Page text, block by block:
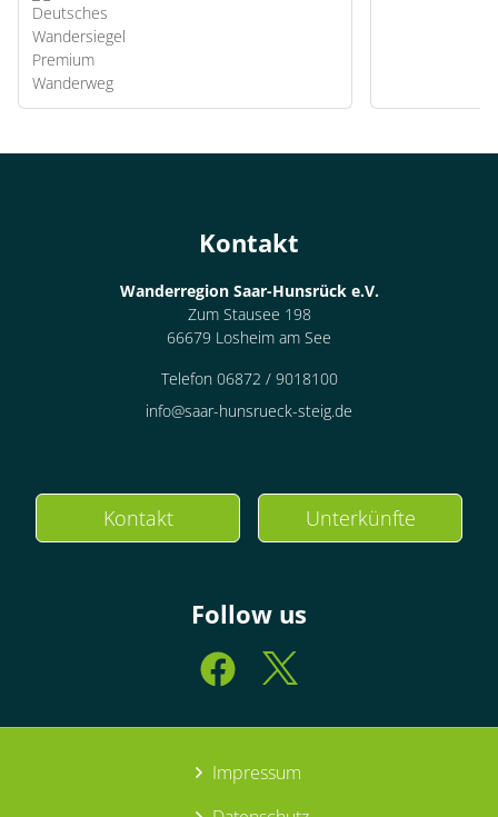
Kontakt
Wanderregion Saar-Hunsrück e.V.
Zum Stausee 198
66679 Losheim am See
Telefon 06872 / 9018100
info@saar-hunsrueck-steig.de
Kontakt Unterkünfte
Follow us
Impressum